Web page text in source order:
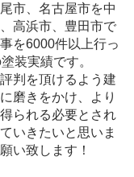
市、名古屋市を中
高浜市、豊田市で
を6000件以上行っ
装実績です。
判を頂けるよう建
磨きをかけ、より
られる必要とされ
いきたいと思いま
い致します！